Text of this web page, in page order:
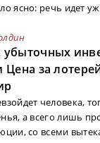
ясно: речь идет
убыточных
за
человека,
а всего лишь
со всеми